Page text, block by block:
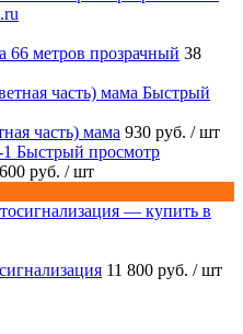
метров прозрачный 38
Быстрый
часть) мама 930 руб. / шт
Быстрый просмотр
600 руб. / шт
11 800 руб. / шт